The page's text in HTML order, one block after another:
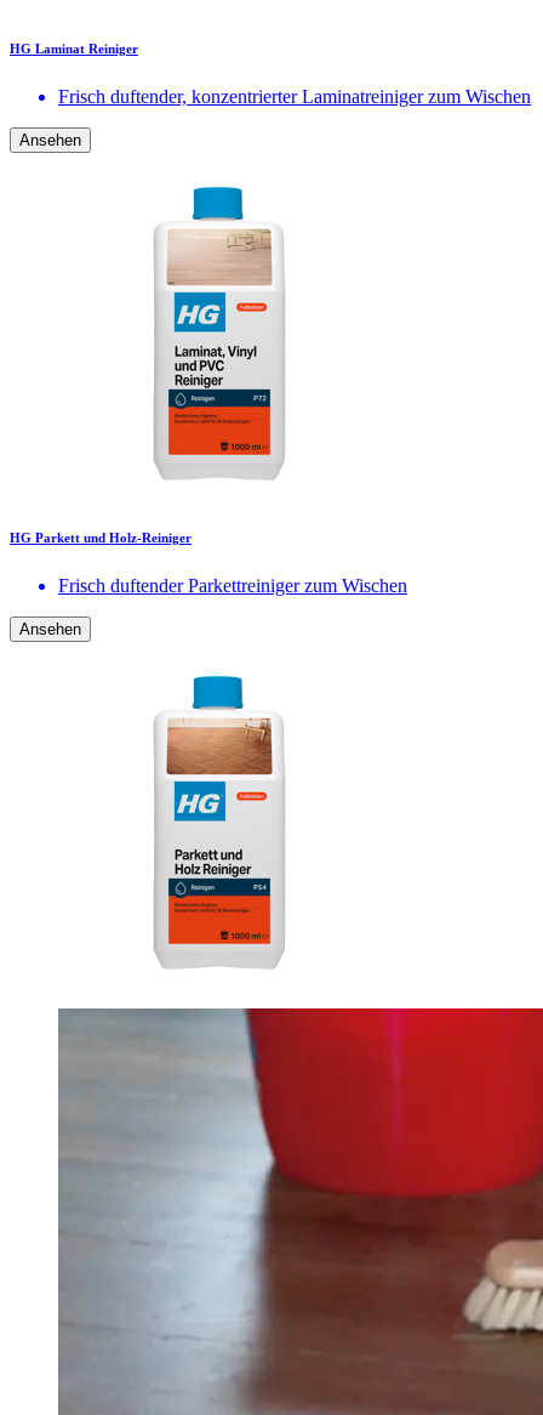
HG Laminat Reiniger
Frisch duftender, konzentrierter Laminatreiniger zum Wischen
Ansehen
HG Parkett und Holz-Reiniger
Frisch duftender Parkettreiniger zum Wischen
Ansehen